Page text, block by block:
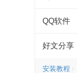
QQ软件
好文分享
安装教程